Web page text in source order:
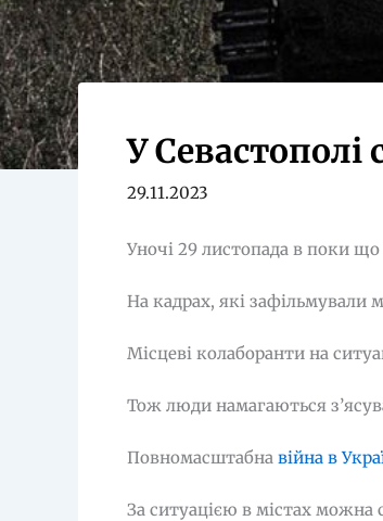
У Севастополі
29.11.2023
Уночі 29 листопада в поки
На кадрах, які зафільмували
Місцеві колаборанти на
Тож люди намагаються
Повномасштабна війна в
За ситуацією в містах можна